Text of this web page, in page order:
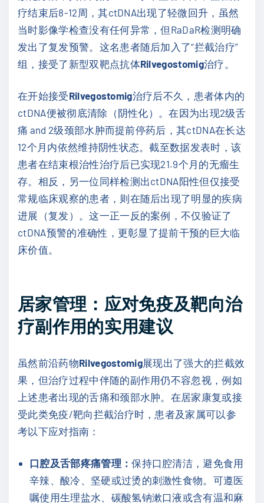
疗结束后8-12周，其ctDNA出现了轻微回升，虽然
当时影像学检查没有任何异常，但RaDaR检测明确
发出了复发预警。这名患者随后加入了“拦截治疗”
组，接受了新型双靶点抗体Rilvegostomig治疗。
在开始接受Rilvegostomig治疗后不久，患者体内的
ctDNA便被彻底清除（阴性化）。在因为出现2级舌
痛 and 2级颈部水肿而提前停药后，其ctDNA在长达
12个月内依然维持阴性状态。截至数据发表时，该
患者在结束根治性治疗后已实现21.9个月的无瘤生
存。相反，另一位同样检测出ctDNA阳性但仅接受
常规临床观察的患者，则在随后出现了明显的疾病
进展（复发）。这一正一反的案例，不仅验证了
ctDNA预警的准确性，更彰显了提前干预的巨大临
床价值。
居家管理：应对免疫及靶向治
疗副作用的实用建议
虽然前沿药物Rilvegostomig展现出了强大的拦截效
果，但治疗过程中伴随的副作用仍不容忽视，例如
上述患者出现的舌痛和颈部水肿。在居家康复或接
受此类免疫/靶向拦截治疗时，患者及家属可以参
考以下应对指南：
口腔及舌部疼痛管理：保持口腔清洁，避免食用
辛辣、酸冷、坚硬或过烫的刺激性食物。可遵医
嘱使用生理盐水、碳酸氢钠漱口液或含有温和麻